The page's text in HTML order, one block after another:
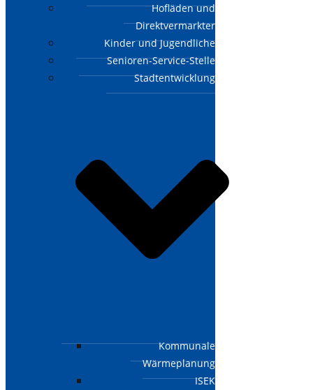
Hofläden und
Direktvermarkter
Kinder und Jugendliche
Senioren-Service-Stelle
Stadtentwicklung
Kommunale
Wärmeplanung
ISEK